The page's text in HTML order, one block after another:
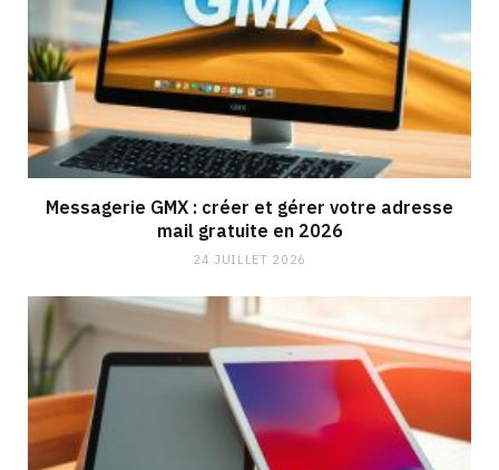
Messagerie GMX : créer et gérer votre adresse
mail gratuite en 2026
24 JUILLET 2026